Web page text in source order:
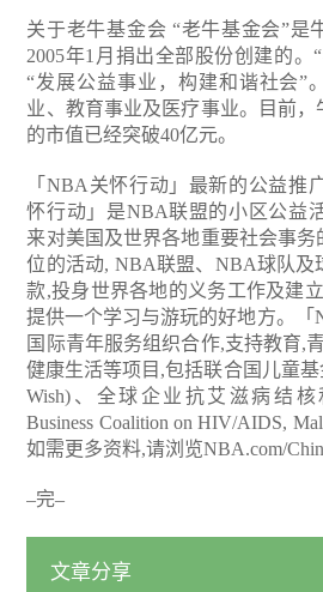
关于老牛基金会 “老牛基金会”是
2005年1月捐出全部股份创建的。
“发展公益事业，构建和谐社会”
业、教育事业及医疗事业。目前
的市值已经突破40亿元。
「NBA关怀行动」最新的公益推
怀行动」是NBA联盟的小区公益
来对美国及世界各地重要社会事
位的活动, NBA联盟、NBA球队及
款,投身世界各地的义务工作及建
提供一个学习与游玩的好地方。「
国际青年服务组织合作,支持教育,
健康生活等项目,包括联合国儿童
Wish)、全球企业抗艾滋病结核
Business Coalition on HIV/AIDS,
如需更多资料,请浏览NBA.com/
–完–
文章分享